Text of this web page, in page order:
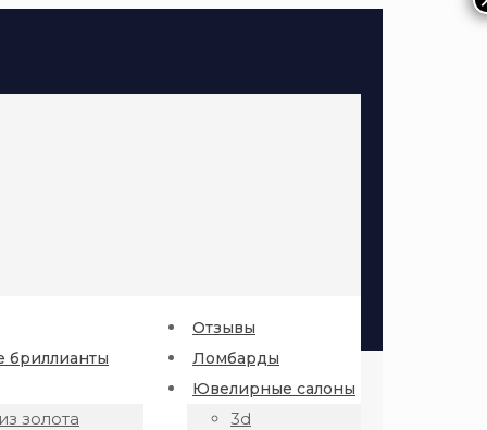
золота
Отзывы
Ломбарды
Ювелирные салоны
3d